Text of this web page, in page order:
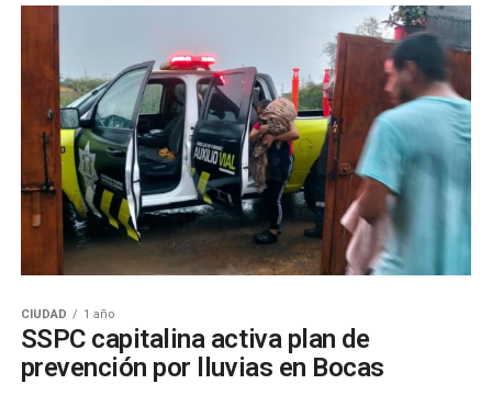
CIUDAD 1 año
SSPC capitalina activa plan de
prevención por lluvias en Bocas